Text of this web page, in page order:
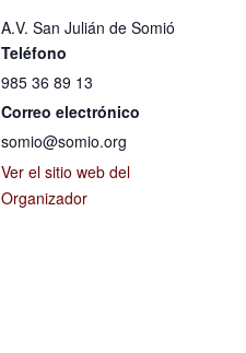
A.V. San Julián de Somió
Teléfono
985 36 89 13
Correo electrónico
somio@somio.org
Ver el sitio web del
Organizador